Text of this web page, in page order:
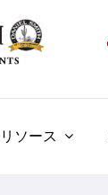
リソース